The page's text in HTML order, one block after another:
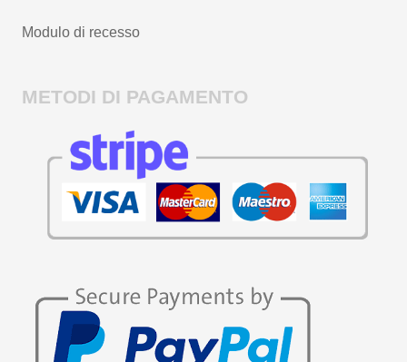
Modulo di recesso
METODI DI PAGAMENTO